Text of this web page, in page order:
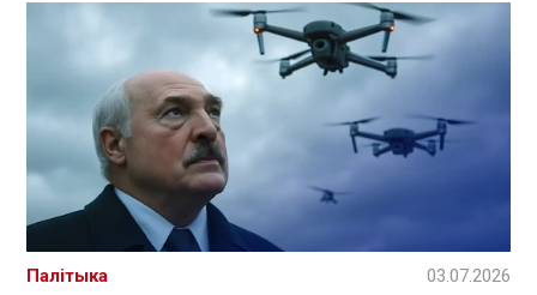
Палітыка 03.07.2026